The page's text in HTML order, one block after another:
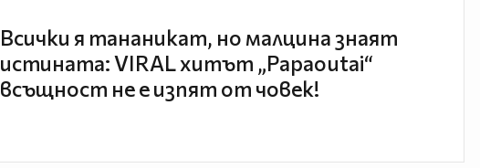
Всички я тананикат, но малцина знаят
истината: VIRAL хитът „Papaoutai“
всъщност не е изпят от човек!